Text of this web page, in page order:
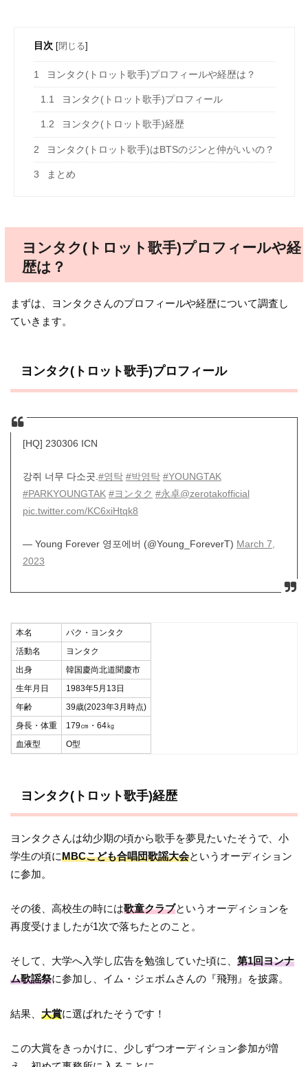
目次 [閉じる]
1 ヨンタク(トロット歌手)プロフィールや経歴は？
1.1 ヨンタク(トロット歌手)プロフィール
1.2 ヨンタク(トロット歌手)経歴
2 ヨンタク(トロット歌手)はBTSのジンと仲がいいの？
3 まとめ
ヨンタク(トロット歌手)プロフィールや経
歴は？
まずは、ヨンタクさんのプロフィールや経歴について調査し
ていきます。
ヨンタク(トロット歌手)プロフィール
[HQ] 230306 ICN
강쥐 너무 다소곳.#영탁 #박영탁 #YOUNGTAK
#PARKYOUNGTAK #ヨンタク #永卓@zerotakofficial
pic.twitter.com/KC6xiHtqk8
— Young Forever 영포에버 (@Young_ForeverT) March 7,
2023
本名
パク・ヨンタク
活動名
ヨンタク
出身
韓国慶尚北道聞慶市
生年月日
1983年5月13日
年齢
39歳(2023年3月時点)
身長・体重
179㎝・64㎏
血液型
O型
ヨンタク(トロット歌手)経歴
ヨンタクさんは幼少期の頃から歌手を夢見たいたそうで、小
学生の頃にMBCこども合唱団歌謡大会というオーディション
に参加。
その後、高校生の時には歌童クラブというオーディションを
再度受けましたが1次で落ちたとのこと。
そして、大学へ入学し広告を勉強していた頃に、第1回ヨンナ
ム歌謡祭に参加し、イム・ジェボムさんの『飛翔』を披露。
結果、大賞に選ばれたそうです！
この大賞をきっかけに、少しずつオーディション参加が増